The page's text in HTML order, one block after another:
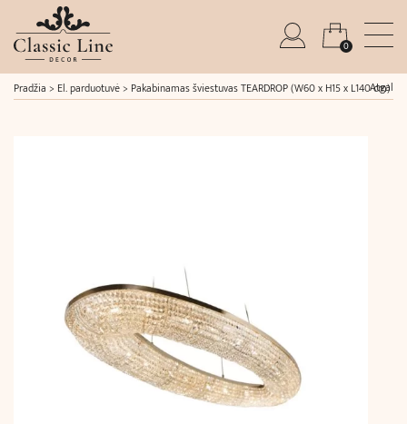
0
Pradžia > El. parduotuvė> Pakabinamas šviestuvas TEARDROP (W60 x H15 x L140 cm)
Atgal